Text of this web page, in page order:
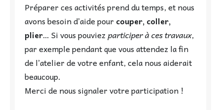
Préparer ces activités prend du temps, et nous
avons besoin d’aide pour couper, coller,
plier… Si vous pouviez participer à ces travaux,
par exemple pendant que vous attendez la fin
de l’atelier de votre enfant, cela nous aiderait
beaucoup.
Merci de nous signaler votre participation !